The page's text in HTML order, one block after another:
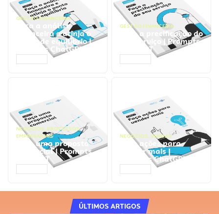
GESTÃO FINANCEIRA
Faça a análise
financeira e atinja o
ponto de equilíbrio |
Prompts ChatGPT
GESTÃO FINANCEIRA
Faça a precificação do
seu serviço | Prompts
ChatGPT
NEGÓCIOS, PROCESSOS
EMPRESARIAIS
Faça uma proposta
comercial | Prompts
ChatGPT
NEGÓCIOS, VENDAS
Faça ações para
vender mais |
Prompts ChatGPT
ÚLTIMOS ARTIGOS